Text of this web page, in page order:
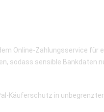
Online-Zahlungsservice
sodass sensible Bankdaten
Käuferschutz in unbegrenzter